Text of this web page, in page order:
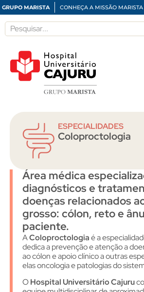
GRUPO MARISTA CONHEÇA A MISSÃO MARISTA
ESPECIALIDADES
Coloproctologia
Área médica
diagnósticos e
doenças relacionados
grosso: cólon, reto e
paciente.
AColoproctologiaé a
dedica a prevenção e atenção a
ao cólon e apoio clínico a outras
elas oncologia e patologias do
OHospital Universitário Cajuru